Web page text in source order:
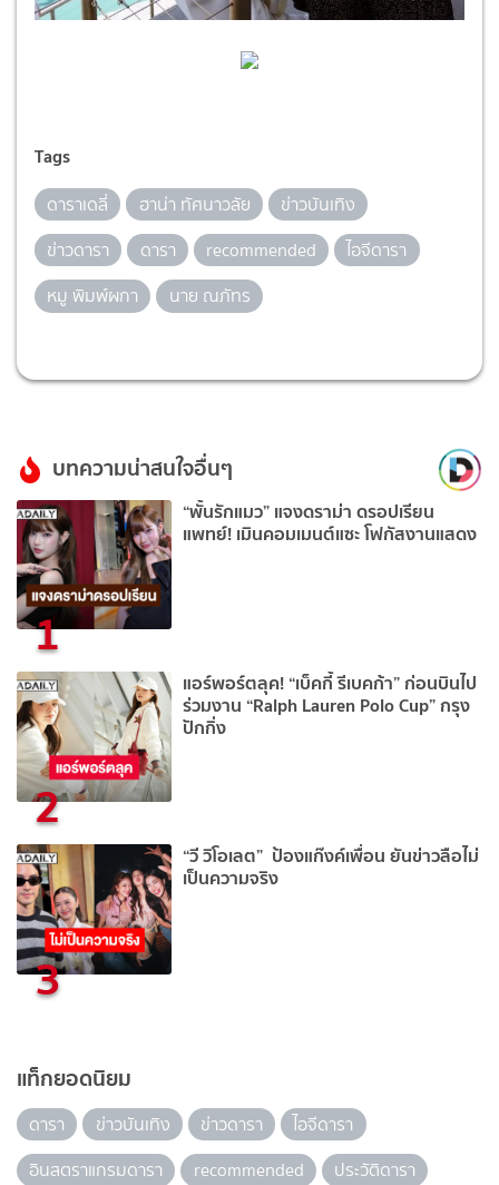
Tags
ดาราเดลี่ ฮาน่า ทัศนาวลัย
ข่าวบันเทิง
ข่าวดารา
ดารา recommended
ไอจีดารา
หมู พิมพ์ผกา
นาย ณภัทร
บทความน่าสนใจอื่นๆ
1
“พั้นรักแมว” แจงดราม่า ดรอปเรียน
แพทย์! เมินคอมเมนต์แซะ โฟกัสงานแสดง
2
แอร์พอร์ตลุค! “เบ็คกี้ รีเบคก้า” ก่อนบินไป
ร่วมงาน “Ralph Lauren Polo Cup” กรุง
ปักกิ่ง
3
“วี วิโอเลต” ป้องแก๊งค์เพื่อน ยันข่าวลือไม่
เป็นความจริง
แท็กยอดนิยม
ดารา ข่าวบันเทิง ข่าวดารา
ไอจีดารา
อินสตราแกรมดารา
recommended
ประวัติดารา